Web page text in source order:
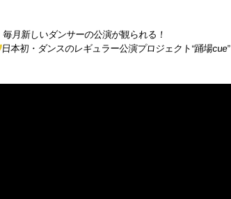
毎月新しいダンサーの公演が観られる！
日本初・ダンスのレギュラー公演プロジェクト“踊場cue”